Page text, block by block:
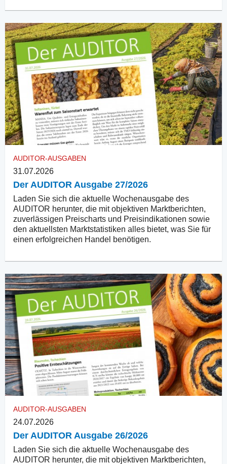
AUDITOR-AUSGABEN
31.07.2026
Der AUDITOR Ausgabe 27/2026
Laden Sie sich die aktuelle Wochenausgabe des
AUDITOR herunter, die mit objektiven Marktberichten,
zuverlässigen Preischarts und Preisindikationen sowie
den aktuellsten Marktstatistiken alles bietet, was Sie für
einen erfolgreichen Handel benötigen.
AUDITOR-AUSGABEN
24.07.2026
Der AUDITOR Ausgabe 26/2026
Laden Sie sich die aktuelle Wochenausgabe des
AUDITOR herunter, die mit objektiven Marktberichten,